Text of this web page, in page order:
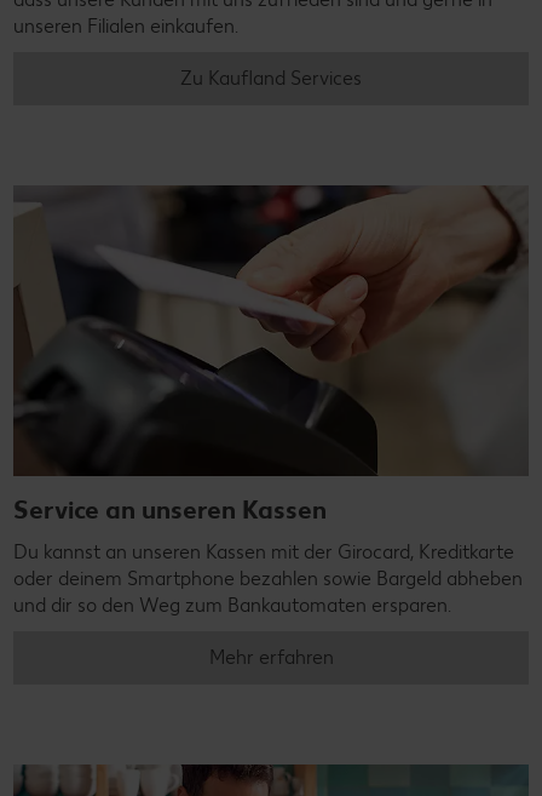
unseren Filialen einkaufen.
Zu Kaufland Services
Service an unseren Kassen
Du kannst an unseren Kassen mit der Girocard, Kreditkarte
oder deinem Smartphone bezahlen sowie Bargeld abheben
und dir so den Weg zum Bankautomaten ersparen.
Mehr erfahren